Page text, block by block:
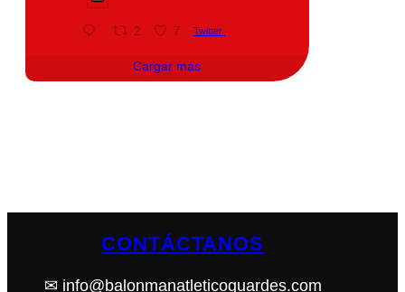
2 7 Twitter
Cargar más
CONTÁCTANOS
✉ info@balonmanatleticoguardes.com